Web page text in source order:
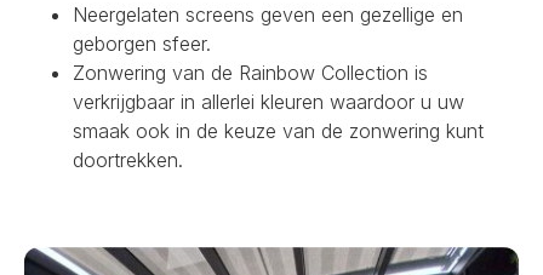
Neergelaten screens geven een gezellige en
geborgen sfeer.
Zonwering van de Rainbow Collection is
verkrijgbaar in allerlei kleuren waardoor u uw
smaak ook in de keuze van de zonwering kunt
doortrekken.